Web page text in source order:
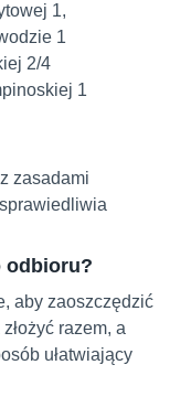
1,
1
2/4
1
zasadami
odbioru?
aby zaoszczędzić
razem, a
ułatwiający